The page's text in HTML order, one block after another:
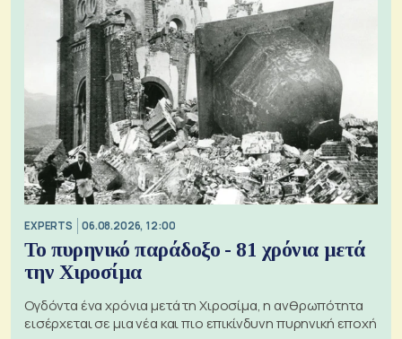
EXPERTS 06.08.2026, 12:00
Το πυρηνικό παράδοξο - 81 χρόνια μετά
την Χιροσίμα
Ογδόντα ένα χρόνια μετά τη Χιροσίμα, η ανθρωπότητα
εισέρχεται σε μια νέα και πιο επικίνδυνη πυρηνική εποχή